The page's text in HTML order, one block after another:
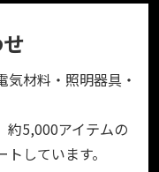
材料・照明器具・
約5,000アイテムの
しています。